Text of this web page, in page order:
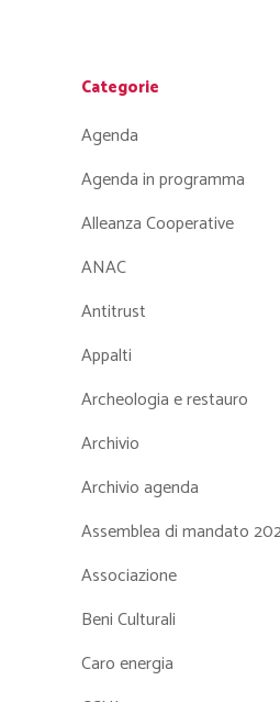
Categorie
Agenda
Agenda in programma
Alleanza Cooperative
ANAC
Antitrust
Appalti
Archeologia e restauro
Archivio
Archivio agenda
Assemblea di mandato
Associazione
Beni Culturali
Caro energia